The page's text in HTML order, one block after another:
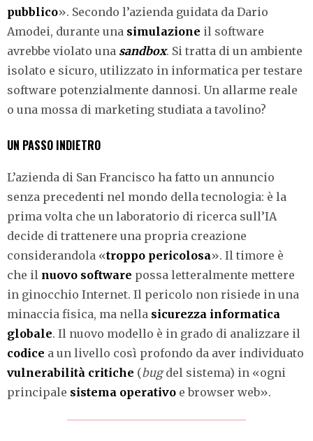
pubblico». Secondo l’azienda guidata da Dario
Amodei, durante una simulazione il software
avrebbe violato una sandbox. Si tratta di un ambiente
isolato e sicuro, utilizzato in informatica per testare
software potenzialmente dannosi. Un allarme reale
o una mossa di marketing studiata a tavolino?
UN PASSO INDIETRO
L’azienda di San Francisco ha fatto un annuncio
senza precedenti nel mondo della tecnologia: è la
prima volta che un laboratorio di ricerca sull’IA
decide di trattenere una propria creazione
considerandola «troppo pericolosa». Il timore è
che il nuovo software possa letteralmente mettere
in ginocchio Internet. Il pericolo non risiede in una
minaccia fisica, ma nella sicurezza informatica
globale. Il nuovo modello è in grado di analizzare il
codice a un livello così profondo da aver individuato
vulnerabilità critiche (bugdel sistema) in «ogni
principale sistema operativo e browser web».